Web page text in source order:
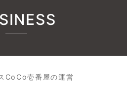
CoCo壱番屋の運営